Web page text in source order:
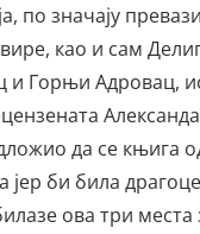
по значају
као и сам
Горњи Адровац,
да се књига
јер би била
ова три места